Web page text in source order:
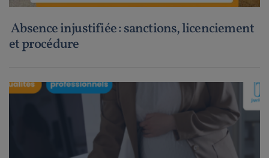
Absence injustifiée : sanctions, licenciement
et procédure